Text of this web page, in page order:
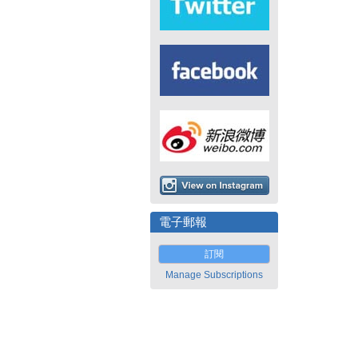
電子郵報
訂閱
Manage Subscriptions